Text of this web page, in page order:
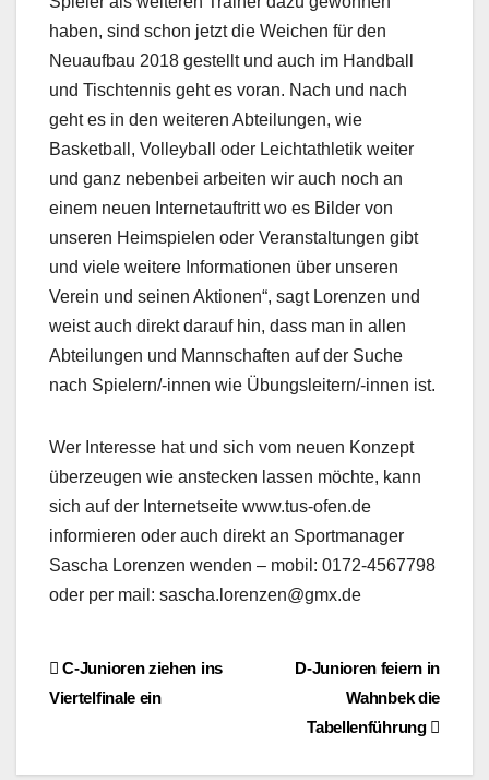
haben, sind schon jetzt die Weichen für den
Neuaufbau 2018 gestellt und auch im Handball
und Tischtennis geht es voran. Nach und nach
geht es in den weiteren Abteilungen, wie
Basketball, Volleyball oder Leichtathletik weiter
und ganz nebenbei arbeiten wir auch noch an
einem neuen Internetauftritt wo es Bilder von
unseren Heimspielen oder Veranstaltungen gibt
und viele weitere Informationen über unseren
Verein und seinen Aktionen“, sagt Lorenzen und
weist auch direkt darauf hin, dass man in allen
Abteilungen und Mannschaften auf der Suche
nach Spielern/-innen wie Übungsleitern/-innen ist.
Wer Interesse hat und sich vom neuen Konzept
überzeugen wie anstecken lassen möchte, kann
sich auf der Internetseite www.tus-ofen.de
informieren oder auch direkt an Sportmanager
Sascha Lorenzen wenden – mobil: 0172-4567798
oder per mail: sascha.lorenzen@gmx.de
BeitragsnavigationD-Junioren feiern in
Wahnbek die
Tabellenführung
C-Junioren ziehen ins
Viertelfinale ein